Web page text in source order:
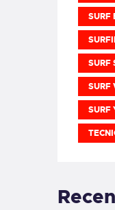
SURF
SURF
SURF
SURF